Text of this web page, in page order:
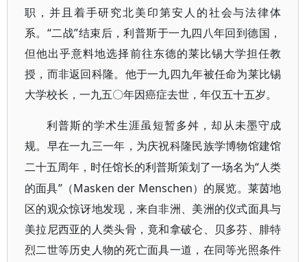
职，并且着手研究北美印第安人的社会与法律体
系。“二战”结束后，利普斯于一九四八年回到德国，
但他出乎意料地选择前往东德的莱比锡大学担任教
授，而非返回科隆。他于一九四九年被任命为莱比锡
大学校长，一九五〇年因癌症去世，年仅五十五岁。
利普斯的学术生涯虽短暂多舛，却从未墨守成
规。早在一九三一年，为庆祝科隆民族学博物馆建馆
二十五周年，时任馆长的利普斯策划了一场名为“人类
的面具”（Masken der Menschen）的展览。莱茵地
区的观众惊讶地发现，来自非洲、美洲的仪式面具与
美拉尼西亚的人类头骨，竟和拿破仑、贝多芬、腓特
烈二世等历史人物的死亡面具一道，在同等光照条件